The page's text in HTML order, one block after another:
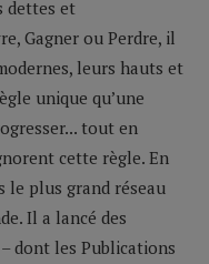
dettes et
Gagner ou Perdre, il
leurs hauts et
unique qu’une
tout en
cette règle. En
le plus grand réseau
Il a lancé des
dont les Publications